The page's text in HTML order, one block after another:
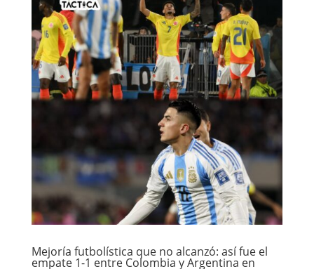
Mejoría futbolística que no alcanzó: así fue el
empate 1-1 entre Colombia y Argentina en